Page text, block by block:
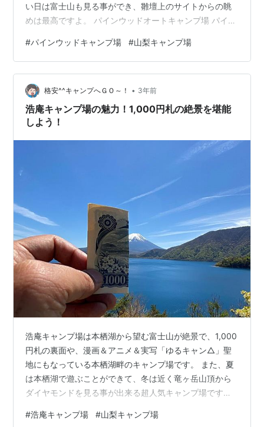
い日は富士山も見る事ができ、雛壇上のサイトからの眺
めは最高ですよ。 パインウッドオートキャンプ場 パイン
トキャンプ場【サイト状況】 パインウッドオートキャン
プ場【利用料金】 パインウッドオートキャンプ場【設
備】 炊事場 管理棟付近トイレ 上部トイレ 薪販売 ゴミス
テーション パインウッドオートキャンプ場【アクセス】
パインウッドオートキャンプ場【ロケーション】 パイン
ウッドオートキャンプ場【入…
#パインウッドキャンプ場 #山梨キャンプ場
格安^^キャンプへＧＯ～！ • 3年前
浩庵キャンプ場の魅力！1,000円札の絶景を堪能
しよう！
浩庵キャンプ場は本栖湖から望む富士山が絶景で、1,000
円札の裏面や、漫画＆アニメ＆実写「ゆるキャン△」聖
地にもなっている本栖湖畔のキャンプ場です。 また、夏
は本栖湖で遊ぶことができて、冬は近く竜ヶ岳山頂から
ダイヤモンドを見る事が出来る超人気キャンプ場です。
プ場【サイト状況】 浩庵キャンプ場【林間サイト】 浩庵
#浩庵キャンプ場 #山梨キャンプ場